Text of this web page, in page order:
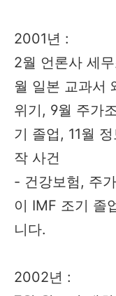
2001년 :
2월 언론사 세
월 일본 교과서
위기, 9월 주가
기 졸업, 11월
작 사건
- 건강보험, 주
이 IMF 조기 졸
니다.
2002년 :